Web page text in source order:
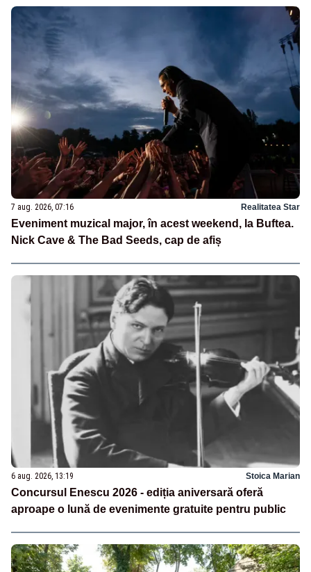
7 aug. 2026, 07:16 Realitatea Star
Eveniment muzical major, în acest weekend, la Buftea.
Nick Cave & The Bad Seeds, cap de afiș
6 aug. 2026, 13:19 Stoica Marian
Concursul Enescu 2026 - ediția aniversară oferă
aproape o lună de evenimente gratuite pentru public